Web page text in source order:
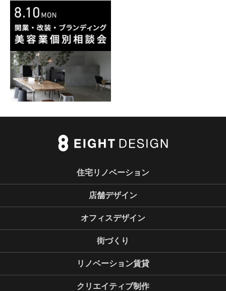
住宅リノベーション
店舗デザイン
オフィスデザイン
街づくり
リノベーション賃貸
クリエイティブ制作